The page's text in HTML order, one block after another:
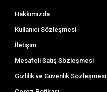
Hakkımızda
Kullanıcı Sözleşmesi
İletişim
Mesafeli Satış Sözleşmesi
Gizlilik ve Güvenlik Sözleşmesi